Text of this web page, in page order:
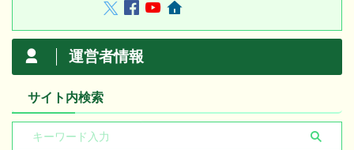
運営者情報
サイト内検索